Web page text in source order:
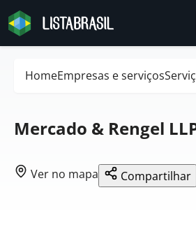
HomeEmpresas e serviços
Mercado & Rengel
Ver no mapa Compartilhar